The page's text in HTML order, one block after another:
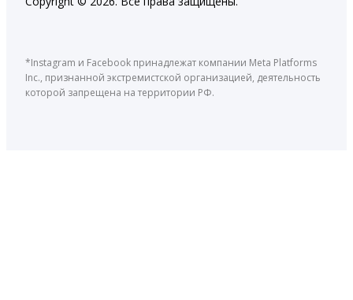
*Instagram и Facebook принадлежат компании Meta Platforms
Inc., признанной экстремистской организацией, деятельность
которой запрещена на территории РФ.